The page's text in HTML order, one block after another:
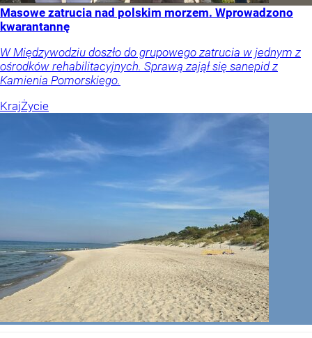
Masowe zatrucia nad polskim morzem. Wprowadzono
kwarantannę
W Międzywodziu doszło do grupowego zatrucia w jednym z
ośrodków rehabilitacyjnych. Sprawą zajął się sanepid z
Kamienia Pomorskiego.
KrajŻycie